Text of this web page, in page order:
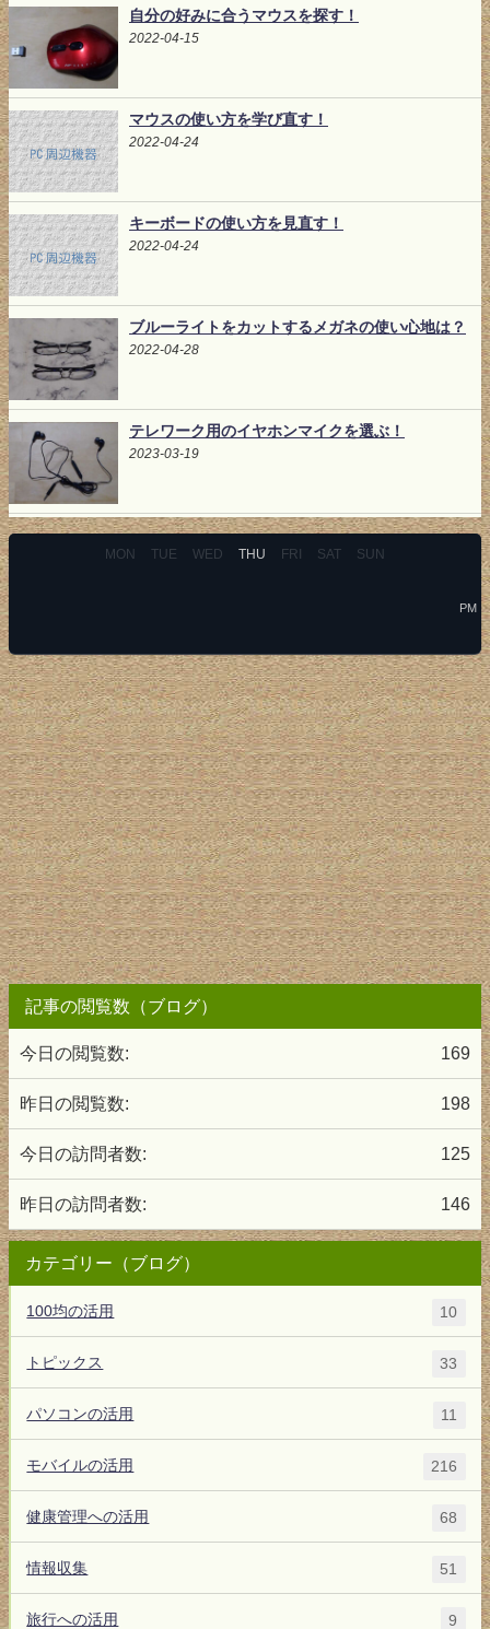
自分の好みに合うマウスを探す！
2022-04-15
マウスの使い方を学び直す！
2022-04-24
キーボードの使い方を見直す！
2022-04-24
ブルーライトをカットするメガネの使い心地は？
2022-04-28
テレワーク用のイヤホンマイクを選ぶ！
2023-03-19
MON TUE WED THU FRI SAT SUN
PM
記事の閲覧数（ブログ）
169
今日の閲覧数:
198
昨日の閲覧数:
125
今日の訪問者数:
146
昨日の訪問者数:
カテゴリー（ブログ）
100均の活用 10
トピックス 33
パソコンの活用 11
モバイルの活用 216
健康管理への活用 68
情報収集 51
旅行への活用 9